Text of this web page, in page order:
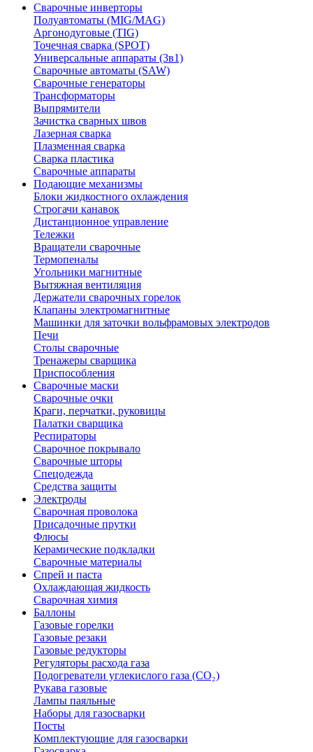
Сварочные инверторы
Полуавтоматы (MIG/MAG)
Аргонодуговые (TIG)
Точечная сварка (SPOT)
Универсальные аппараты (3в1)
Сварочные автоматы (SAW)
Сварочные генераторы
Трансформаторы
Выпрямители
Зачистка сварных швов
Лазерная сварка
Плазменная сварка
Сварка пластика
Сварочные аппараты
Подающие механизмы
Блоки жидкостного охлаждения
Строгачи канавок
Дистанционное управление
Тележки
Вращатели сварочные
Термопеналы
Угольники магнитные
Вытяжная вентиляция
Держатели сварочных горелок
Клапаны электромагнитные
Машинки для заточки вольфрамовых электродов
Печи
Столы сварочные
Тренажеры сварщика
Приспособления
Сварочные маски
Сварочные очки
Краги, перчатки, руковицы
Палатки сварщика
Респираторы
Сварочное покрывало
Сварочные шторы
Спецодежда
Средства защиты
Электроды
Сварочная проволока
Присадочные прутки
Флюсы
Керамические подкладки
Сварочные материалы
Спрей и паста
Охлаждающая жидкость
Сварочная химия
Баллоны
Газовые горелки
Газовые резаки
Газовые редукторы
Регуляторы расхода газа
Подогреватели углекислого газа (CO₂)
Рукава газовые
Лампы паяльные
Наборы для газосварки
Посты
Комплектующие для газосварки